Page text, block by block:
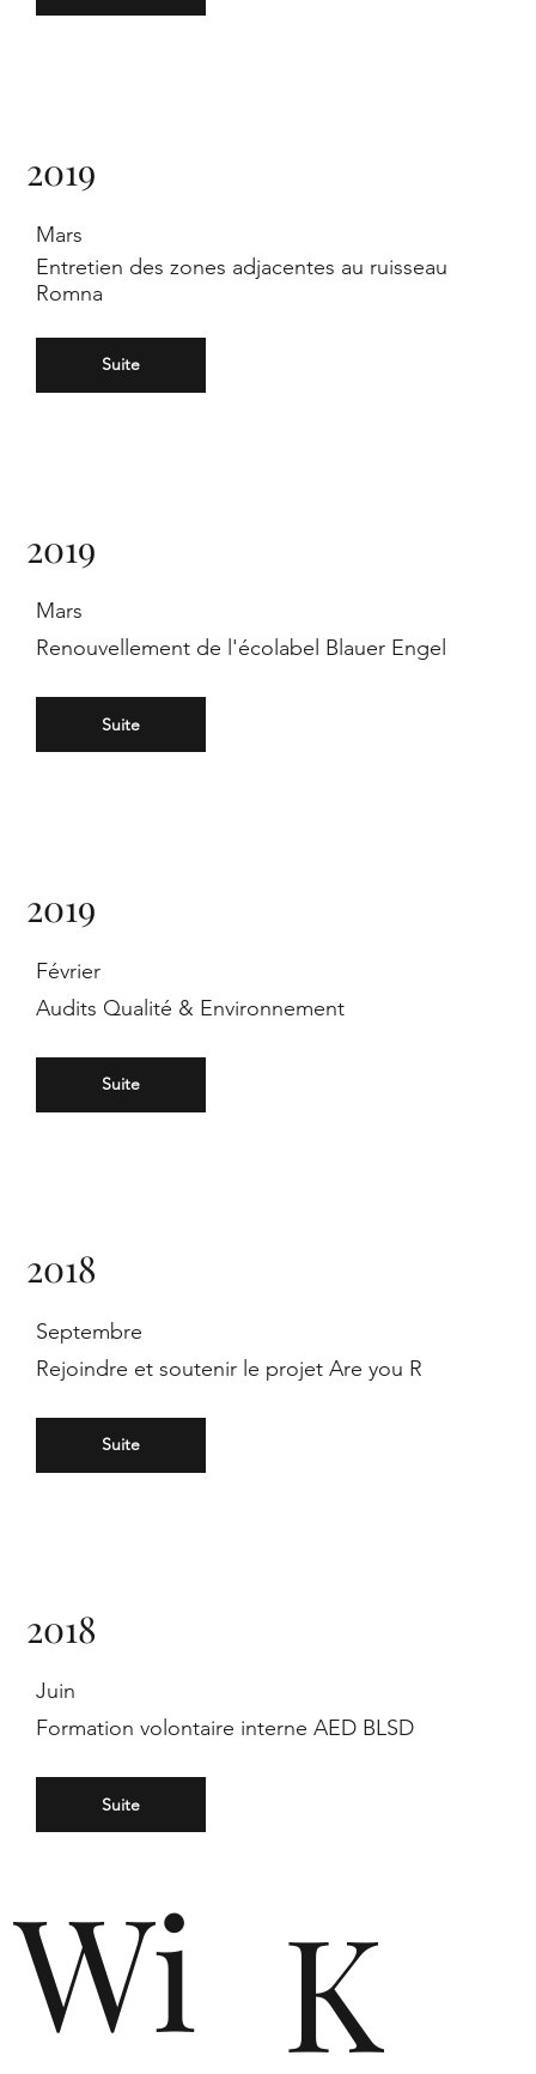
2019
Mars
Entretien des zones adjacentes au ruisseau
Romna
Suite
2019
Mars
Renouvellement de l'écolabel Blauer Engel
Suite
2019
Février
Audits Qualité & Environnement
Suite
2018
Septembre
Rejoindre et soutenir le projet Are you R
Suite
2018
Juin
Formation volontaire interne AED BLSD
Suite
K
te
n
in
Eu
ro
pa,
n
Wi